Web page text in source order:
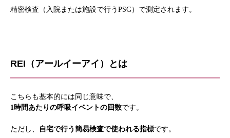
精密検査（入院または施設で行うPSG）で測定されます。
REI（アールイーアイ）とは
こちらも基本的には同じ意味で、
1時間あたりの呼吸イベントの回数です。
ただし、 自宅で行う簡易検査で使われる指標です。